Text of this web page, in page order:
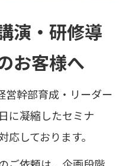
演・研修導
お客様へ
営幹部育成・リーダー
に凝縮したセミナ
しております。